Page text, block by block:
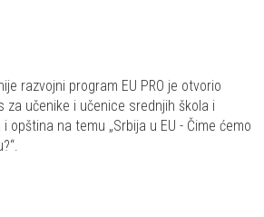
razvojni program EU PRO je otvorio
za učenike i učenice srednjih škola i
opština na temu „Srbija u EU - Čime ćemo